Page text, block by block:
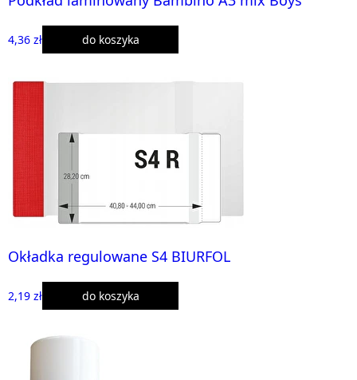
4,36 zł do koszyka
Okładka regulowane S4 BIURFOL
2,19 zł do koszyka